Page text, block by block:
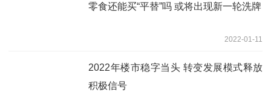
零食还能买“平替”吗 或将出现新一轮洗牌
2022-01-11
2022年楼市稳字当头 转变发展模式释放
积极信号